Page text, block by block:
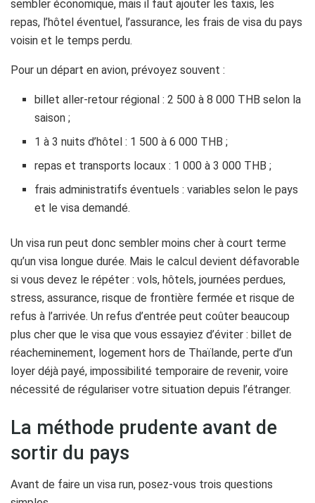
sembler économique, mais il faut ajouter les taxis, les
repas, l’hôtel éventuel, l’assurance, les frais de visa du pays
voisin et le temps perdu.
Pour un départ en avion, prévoyez souvent :
billet aller-retour régional : 2 500 à 8 000 THB selon la
saison ;
1 à 3 nuits d’hôtel : 1 500 à 6 000 THB ;
repas et transports locaux : 1 000 à 3 000 THB ;
frais administratifs éventuels : variables selon le pays
et le visa demandé.
Un visa run peut donc sembler moins cher à court terme
qu’un visa longue durée. Mais le calcul devient défavorable
si vous devez le répéter : vols, hôtels, journées perdues,
stress, assurance, risque de frontière fermée et risque de
refus à l’arrivée. Un refus d’entrée peut coûter beaucoup
plus cher que le visa que vous essayiez d’éviter : billet de
réacheminement, logement hors de Thaïlande, perte d’un
loyer déjà payé, impossibilité temporaire de revenir, voire
nécessité de régulariser votre situation depuis l’étranger.
La méthode prudente avant de
sortir du pays
Avant de faire un visa run, posez-vous trois questions